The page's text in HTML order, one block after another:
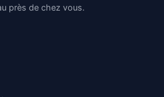
près de chez vous.